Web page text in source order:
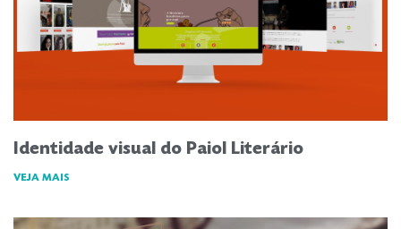
Identidade visual do Paiol Literário
VEJA MAIS